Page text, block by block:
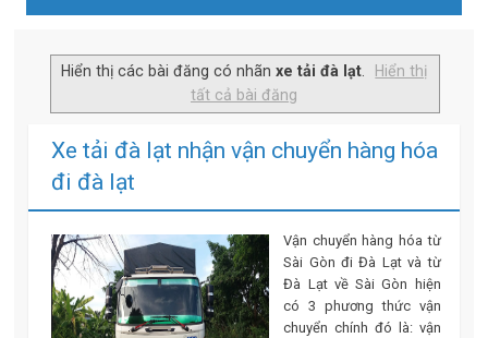
Hiển thị các bài đăng có nhãn xe tải đà lạt.
Hiển thị
tất cả bài đăng
Xe tải đà lạt nhận vận chuyển hàng hóa
đi đà lạt
Vận chuyển hàng hóa từ
Sài Gòn đi Đà Lạt và từ
Đà Lạt về Sài Gòn hiện
có 3 phương thức vận
chuyển chính đó là: vận